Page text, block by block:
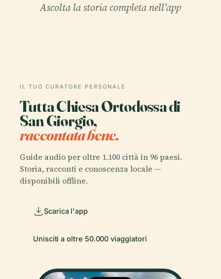
Ascolta la storia completa nell'app
IL TUO CURATORE PERSONALE
Tutta Chiesa Ortodossa di
San Giorgio,
raccontata bene.
Guide audio per oltre 1.100 città in 96 paesi.
Storia, racconti e conoscenza locale —
disponibili offline.
Scarica l'app
Unisciti a oltre 50.000 viaggiatori